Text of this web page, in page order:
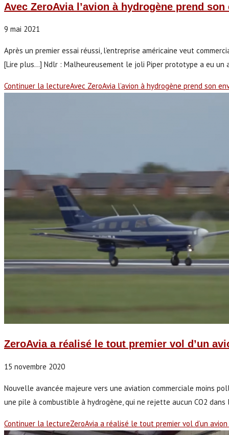
Avec ZeroAvia l’avion à hydrogène prend son
9 mai 2021
Après un premier essai réussi, l’entreprise américaine veut
[Lire plus...] Ndlr : Malheureusement le joli Piper prototype a eu
Continuer la lectureAvec ZeroAvia l’avion à hydrogène prend son
ZeroAvia a réalisé le tout premier vol d’un
15 novembre 2020
Nouvelle avancée majeure vers une aviation commerciale moins
une pile à combustible à hydrogène, qui ne rejette aucun CO2 dans
Continuer la lectureZeroAvia a réalisé le tout premier vol d’un